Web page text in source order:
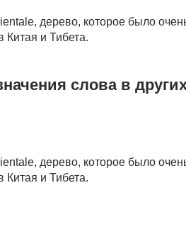
дерево, которое было
Китая и Тибета.
слова в
дерево, которое было
Китая и Тибета.